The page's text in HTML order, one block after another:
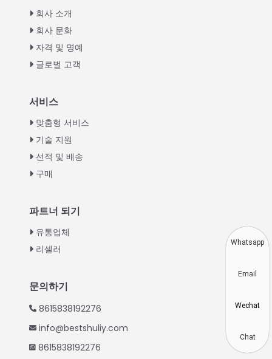
회사 소개
회사 문화
자격 및 명예
글로벌 고객
서비스
맞춤형 서비스
기술 지원
선적 및 배송
구매
파트너 되기
유통업체
리셀러
문의하기
8615838192276
info@bestshuliy.com
8615838192276
Vietnamese
Thai
Turkish
Swahili
Urdu
Greek
Italian
Whatsapp
Email
Wechat
Chat